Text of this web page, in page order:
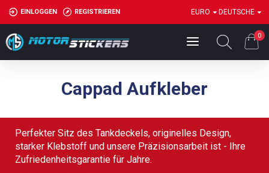
EINLOGGEN REGISTRIEREN EURO DEUTSCHE
0
Cappad Aufkleber
Perfekter Sitz des Tankdeckels, originelles Design,
starker Klebstoff und unsere Präzisionsarbeit ist - Ihre
Zufriedenheitsgarantie für Jahre.